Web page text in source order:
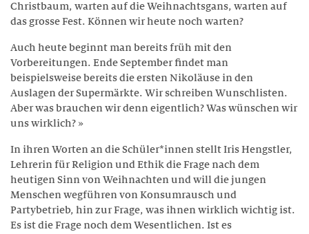
Trägerschaft
Zertifikate
Legate / Erbschaften
MITARBEITENDE
Schulleitung
Lehrpersonen
Wohnen
Marketing / Kommunikation
Christbaum, warten auf die Weihnachtsgans, warten auf
das grosse Fest. Können wir heute noch warten?
Auch heute beginnt man bereits früh mit den
Vorbereitungen. Ende September findet man
beispielsweise bereits die ersten Nikoläuse in den
Auslagen der Supermärkte. Wir schreiben Wunschlisten.
Aber was brauchen wir denn eigentlich? Was wünschen wir
uns wirklich? »
In ihren Worten an die Schüler*innen stellt Iris Hengstler,
Lehrerin für Religion und Ethik die Frage nach dem
heutigen Sinn von Weihnachten und will die jungen
Menschen wegführen von Konsumrausch und
Partybetrieb, hin zur Frage, was ihnen wirklich wichtig ist.
Es ist die Frage noch dem Wesentlichen. Ist es